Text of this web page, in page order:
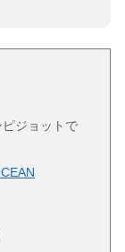
ジョットで